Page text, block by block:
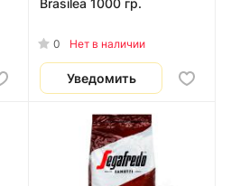
Brasilea 1000 гр.
0 Нет в наличии
Уведомить